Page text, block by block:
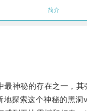
简介
秘的存在之一，其
索这个神秘的黑洞